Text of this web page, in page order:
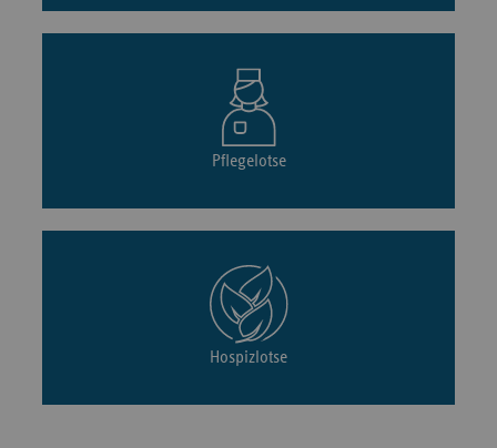
Pflegelotse
Hospizlotse